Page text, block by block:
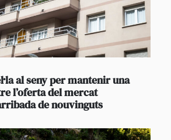
al seny per mantenir una
l’oferta del mercat
de nouvinguts